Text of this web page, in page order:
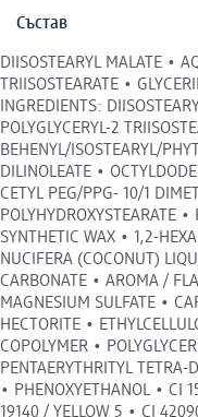
Състав
DIISOSTEARYL MALATE •
TRIISOSTEARATE •
INGREDIENTS:
POLYGLYCERYL-2
BEHENYL/ISOSTEARYL/
DILINOLEATE •
CETYL PEG/PPG- 10/1
POLYHYDROXYSTEARATE •
SYNTHETIC WAX • 1,2-
NUCIFERA (COCONUT)
CARBONATE • AROMA /
MAGNESIUM SULFATE •
HECTORITE •
COPOLYMER •
PENTAERYTHRITYL
• PHENOXYETHANOL • CI
19140 / YELLOW 5 • CI